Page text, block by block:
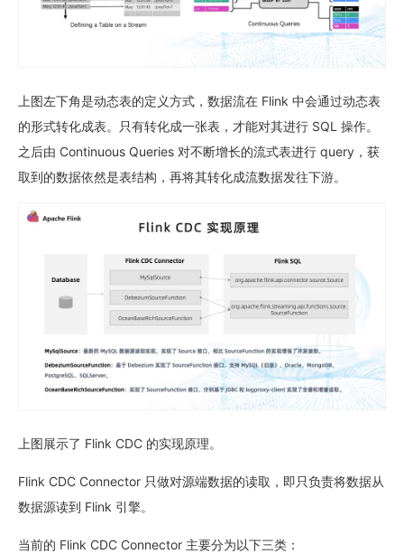
上图左下角是动态表的定义方式，数据流在 Flink 中会通过动态表
的形式转化成表。只有转化成一张表，才能对其进行 SQL 操作。
之后由 Continuous Queries 对不断增长的流式表进行 query，获
取到的数据依然是表结构，再将其转化成流数据发往下游。
上图展示了 Flink CDC 的实现原理。
Flink CDC Connector 只做对源端数据的读取，即只负责将数据从
数据源读到 Flink 引擎。
当前的 Flink CDC Connector 主要分为以下三类：